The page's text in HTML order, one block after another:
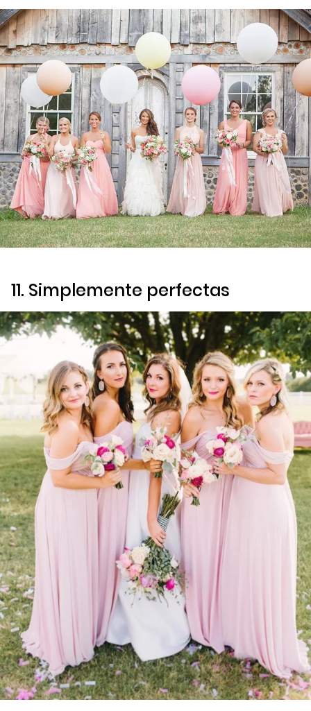
11. Simplemente perfectas